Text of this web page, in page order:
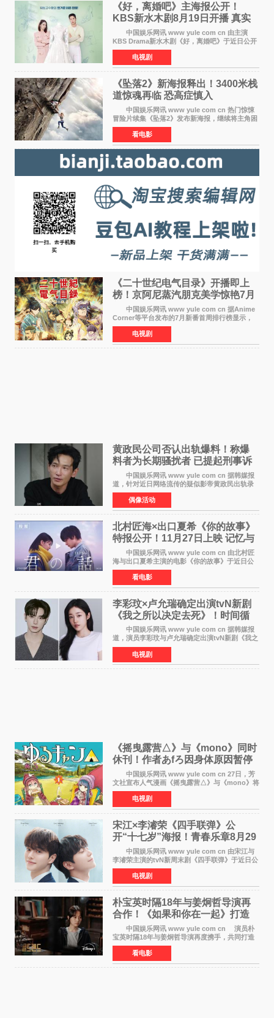
《好，离婚吧》主海报公开！
KBS新水木剧8月19日开播 真实
离婚体验记来袭
中国娱乐网讯 www yule com cn 由主演
KBS Drama新水木剧《好，离婚吧》于近日公开
主海报，正式进入开播倒计时。 海报中，男
女主角背对背站立，各自望向不同方向，中央的
空白与冷漠的表情
电视剧
《坠落2》新海报释出！3400米栈
道惊魂再临 恐高症慎入
中国娱乐网讯 www yule com cn 热门惊悚
冒险片续集《坠落2》发布新海报，继续将主角困
于绝境高处——这一次，是摇摇欲坠的徒步栈
道。该片将于今年9月2日北美上映，恐高症患者
请提前做好心理
看电影
《二十世纪电气目录》开播即上
榜！京阿尼蒸汽朋克美学惊艳7月
新番季
中国娱乐网讯 www yule com cn 据Anime
Corner等平台发布的7月新番首周排行榜显示，
由京都动画制作的《二十世纪电气目录》在多个
榜单中表现亮眼，位列AniLab全球TOP10第十
名。该剧改编自结
电视剧
黄政民公司否认出轨爆料！称爆
料者为长期骚扰者 已提起刑事诉
中国娱乐网讯 www yule com cn 据韩媒报
道，针对近日网络流传的疑似影帝黄政民出轨录
音及短信爆料，黄政民所属经纪公司于今日正式
发表声明，明确否认相关传闻。 公司表示，
爆料者是一名长
偶像活动
北村匠海×出口夏希《你的故事》
特报公开！11月27日上映 记忆与
初恋的奇幻交织
中国娱乐网讯 www yule com cn 由北村匠
海与出口夏希主演的电影《你的故事》于近日公
开特报影像，正式定档11月27日上映。 本片
改编自三秋缒同名小说，编剧由曾执笔《孤独摇
滚！》的吉田惠
看电影
李彩玟×卢允瑞确定出演tvN新剧
《我之所以决定去死》！时间循
环青春爱情来袭
中国娱乐网讯 www yule com cn 据韩媒报
道，演员李彩玟与卢允瑞确定出演tvN新剧《我之
所以决定去死》，分别担任男女主角。该剧预计
将于明年播出，引发观众期待。 本剧改编自
NAVER同名人气
电视剧
《摇曳露营△》与《mono》同时
休刊！作者あfろ因身体原因暂停
双连载
中国娱乐网讯 www yule com cn 27日，芳
文社宣布人气漫画《摇曳露营△》与《mono》将
暂停连载一段时间，原因是漫画家あfろ身体状况
不佳。 编辑部表示：一直承蒙各位对
《mono》的喜爱，
电视剧
宋江×李濬荣《四手联弹》公
开“十七岁”海报！青春乐章8月29
日奏响
中国娱乐网讯 www yule com cn 由宋江与
李濬荣主演的tvN新周末剧《四手联弹》于近日公
开十七岁版海报，以充满青春气息的画面再度点
燃观众期待。 海报中，宋江与李濬荣并肩站
在音乐教室的
电视剧
朴宝英时隔18年与姜炯哲导演再
合作！《如果和你在一起》打造
奇幻浪漫喜剧
中国娱乐网讯 www yule com cn 演员朴
宝英时隔18年与姜炯哲导演再度携手，共同打造
备受期待的浪漫喜剧新作《如果和你在一起》
（暂定名）。据OSEN报道，朴宝英将出演该片
女主角，自2008年《
看电影